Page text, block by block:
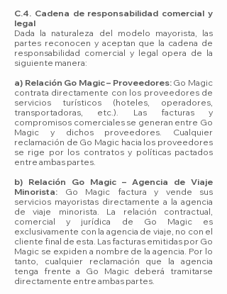
C.4. Cadena de responsabilidad comercial y
legal
Dada la naturaleza del modelo mayorista, las
partes reconocen y aceptan que la cadena de
responsabilidad comercial y legal opera de la
siguiente manera:
a) Relación Go Magic – Proveedores:Go Magic
contrata directamente con los proveedores de
servicios turísticos (hoteles, operadores,
transportadoras, etc.). Las facturas y
compromisos comerciales se generan entre Go
Magic y dichos proveedores. Cualquier
reclamación de Go Magic hacia los proveedores
se rige por los contratos y políticas pactados
entre ambas partes.
b) Relación Go Magic – Agencia de Viaje
Minorista: Go Magic factura y vende sus
servicios mayoristas directamente a la agencia
de viaje minorista. La relación contractual,
comercial y jurídica de Go Magic es
exclusivamente con la agencia de viaje, no con el
cliente final de esta. Las facturas emitidas por Go
Magic se expiden a nombre de la agencia. Por lo
tanto, cualquier reclamación que la agencia
tenga frente a Go Magic deberá tramitarse
directamente entre ambas partes.